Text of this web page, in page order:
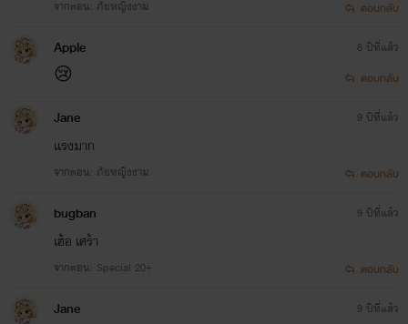
จากตอน: ภัยหญิงงาม ตอบกลับ
Apple
😢
8 ปีที่แล้ว
ตอบกลับ
Jane
เเรงมาก
จากตอน: ภัยหญิงงาม
9 ปีที่แล้ว
ตอบกลับ
bugban
เฮ้อ เศร้า
จากตอน: Special 20+
9 ปีที่แล้ว
ตอบกลับ
Jane 9 ปีที่แล้ว